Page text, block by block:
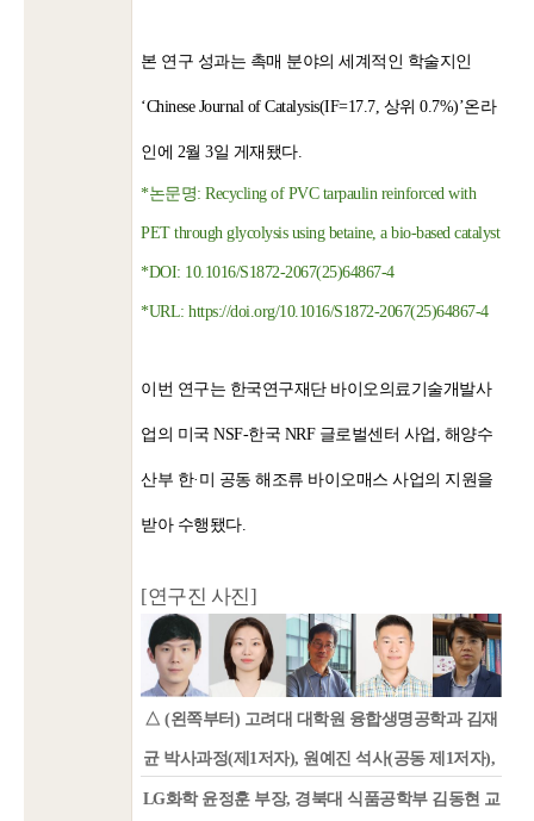
본 연구 성과는 촉매 분야의 세계적인 학술지인
‘Chinese Journal of Catalysis(IF=17.7, 상위 0.7%)’온라
인에 2월 3일 게재됐다.
*논문명: Recycling of PVC tarpaulin reinforced with
PET through glycolysis using betaine, a bio-based catalyst
*DOI: 10.1016/S1872-2067(25)64867-4
*URL: https://doi.org/10.1016/S1872-2067(25)64867-4
이번 연구는 한국연구재단 바이오의료기술개발사
업의 미국 NSF-한국 NRF 글로벌센터 사업, 해양수
산부 한·미 공동 해조류 바이오매스 사업의 지원을
받아 수행됐다.
[연구진 사진]
△ (왼쪽부터) 고려대 대학원 융합생명공학과 김재
균 박사과정(제1저자), 원예진 석사(공동 제1저자),
LG화학 윤정훈 부장, 경북대 식품공학부 김동현 교